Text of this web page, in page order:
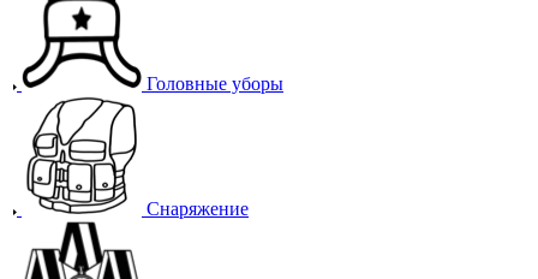
Головные уборы
Снаряжение